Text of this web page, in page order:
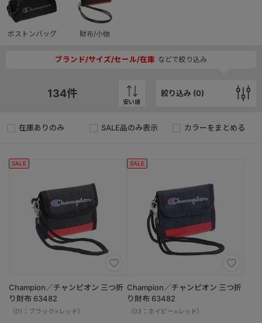
ボストンバッグ 財布/小物
ブランド/サイズ/セール/在庫 などで絞り込み
134件
安い順
絞り込み (0)
在庫ありのみ カラーをまとめる
SALE品のみ表示
SALE
Champion／チャンピオン 三つ折
り財布 63482
（01：ブラック×レッド）
SALE
Champion／チャンピオン 三つ折
り財布 63482
（03：ネイビー×レッド）